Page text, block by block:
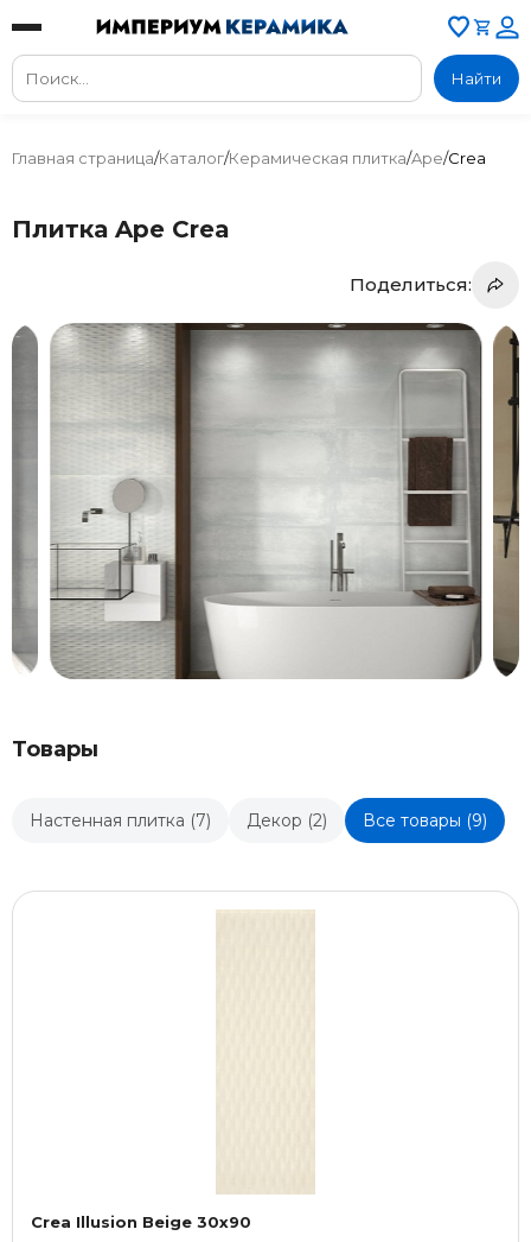
Найти
Главная страница/Каталог/Керамическая плитка/Ape/Crea
Плитка Ape Crea
Поделиться:
Товары
Настенная плитка (7) Декор (2) Все товары (9)
Crea Illusion Beige 30x90